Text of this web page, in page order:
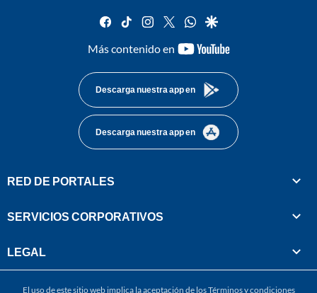
facebook
tiktok instagram
twitterwhatsapp
google
Más contenido en
youtube-
Descarga nuestra app en
Descarga nuestra app en
RED DE PORTALES
SERVICIOS CORPORATIVOS
LEGAL
El uso de este sitio web implica la aceptación de losTérminos y condiciones